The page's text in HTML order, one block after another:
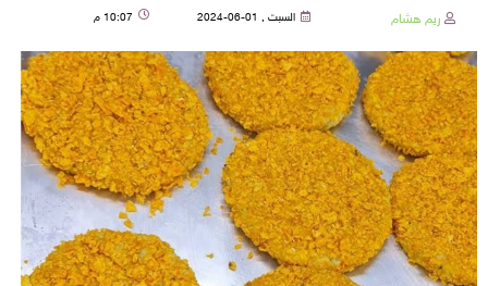
ريم هشام السبت , 01-06-2024 10:07 م